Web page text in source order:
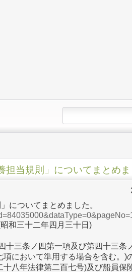
担当規則」についてまとめま
についてまとめました。
和三十二年四月三十日)
十三条ノ四第一項及び第四十三条
において準用する場合を含む。)
八年法律第二百七号)及び船員保